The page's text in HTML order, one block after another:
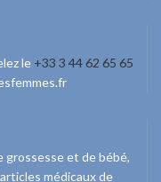
le +33 3 44 62 65 65
grossesse et de bébé,
médicaux de